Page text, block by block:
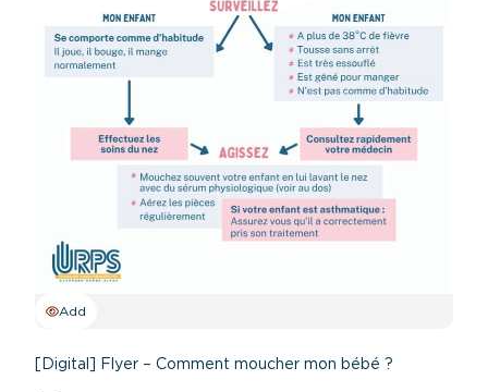
Add
[Digital] Flyer – Comment moucher mon bébé ?